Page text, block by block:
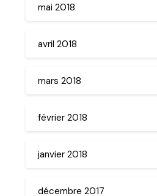
mai 2018
avril 2018
mars 2018
février 2018
janvier 2018
décembre 2017